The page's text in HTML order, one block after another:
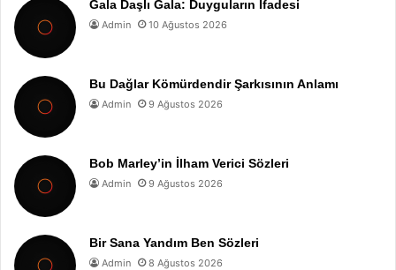
Gala Daşlı Gala: Duyguların İfadesi
Admin 10 Ağustos 2026
Bu Dağlar Kömürdendir Şarkısının Anlamı
Admin 9 Ağustos 2026
Bob Marley’in İlham Verici Sözleri
Admin 9 Ağustos 2026
Bir Sana Yandım Ben Sözleri
Admin 8 Ağustos 2026